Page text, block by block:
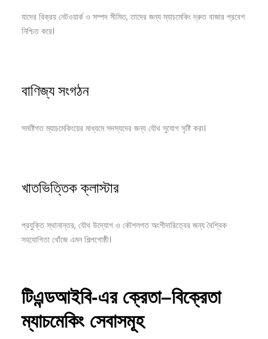
যাদের বিক্রয় নেটওয়ার্ক ও সম্পদ সীমিত, তাদের জন্য ম্যাচমেকিং দ্রুত বাজার প্রবেশ
নিশ্চিত করে।
বাণিজ্য সংগঠন
সমষ্টিগত ম্যাচমেকিংয়ের মাধ্যমে সদস্যদের জন্য যৌথ সুযোগ সৃষ্টি করা।
খাতভিত্তিক ক্লাস্টার
প্রযুক্তি স্থানান্তর, যৌথ উদ্যোগ ও কৌশলগত অংশীদারিত্বের জন্য বৈশ্বিক
সহযোগিতা খোঁজে এমন শিল্পগোষ্ঠী।
টিএন্ডআইবি-এর ক্রেতা–বিক্রেতা
ম্যাচমেকিং সেবাসমূহ